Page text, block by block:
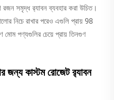
সমৃদ্ধ র‍্যাবন ব্যবহার করা উচিত।
নিচে রাখার পরেও এগুলি প্রায় 98
মোম পণ্যগুলির চেয়ে প্রায় তিনগুণ
জন্য কাস্টম রোজেট র‍্যাবন